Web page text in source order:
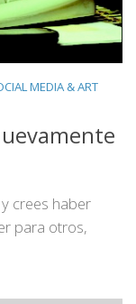
MEDIA & ART
crees haber
para otros,